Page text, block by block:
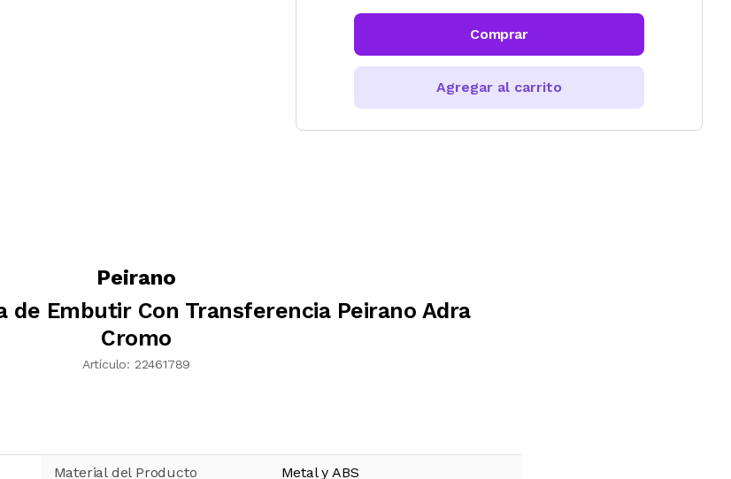
Comprar
Agregar al carrito
Peirano
de Embutir Con Transferencia Peirano Adra
Cromo
Artículo: 22461789
Material del Producto Metal y ABS